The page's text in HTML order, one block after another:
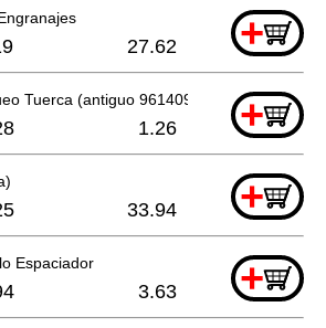
+
27.62
Tuerca (antiguo 961409z, 994311)
+
1.26
+
33.94
Espaciador +
3.63